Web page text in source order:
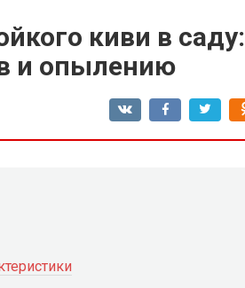
киви в саду:
и опылению